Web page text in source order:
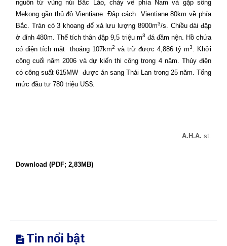
nguồn từ vùng núi Bắc Lào, chảy về phía Nam và gặp sông
Mekong gần thủ đô Vientiane. Đập cách
Vientiane 80km về phía
Bắc. Tràn có 3 khoang để xả lưu lượng 8900m3/s. Chiều dài đập
ở đỉnh 480m. Thể tích thân đập 9,5 triệu m3 đá đầm nện. Hồ chứa
có diện tích mặt
thoáng 107km2 và trữ được 4,886 tỷ m3
. Khởi
công cuối năm 2006 và dự kiến thi công trong 4 năm. Thủy điện
có công suất 615MW được án sang Thái Lan trong 25 năm. Tổng
mức đầu tư 780 triệu US$.
A.H.A. st.
Download (PDF; 2,83MB)
Tin nổi bật